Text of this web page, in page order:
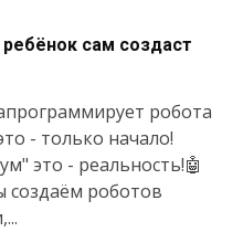
сам создаст
робота
- только начало!
это - реальность!🤖
создаём роботов